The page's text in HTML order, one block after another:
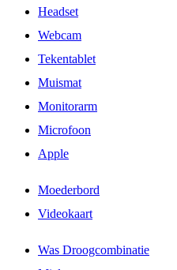
Headset
Webcam
Tekentablet
Muismat
Monitorarm
Microfoon
Apple
Moederbord
Videokaart
Was Droogcombinatie